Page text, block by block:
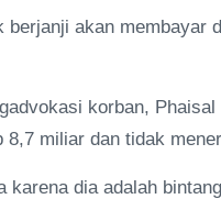
berjanji akan membayar
korban,
miliar dan tidak
dia adalah